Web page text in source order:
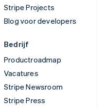
Stripe Projects
Blog voor developers
Bedrijf
Productroadmap
Vacatures
Stripe Newsroom
Stripe Press